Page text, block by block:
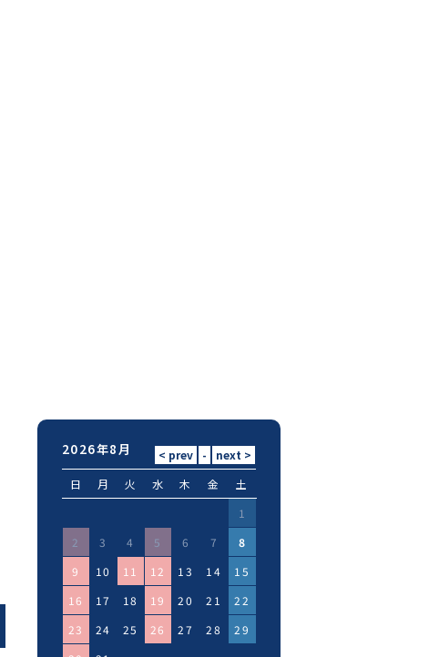
2026年8月
日 月 火 水 木 金
土
1
2
3 4 5 6 7
8
9
10 11 12 13 14
15
16
17 18 19 20 21
22
23
24 25 26 27 28
29